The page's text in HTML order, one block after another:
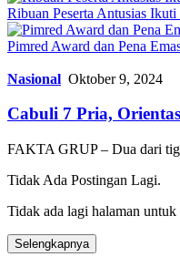
Ribuan Peserta Antusias
Pimred Award dan Pena
Nasional Oktober 9, 2024
Cabuli 7 Pria,
FAKTA GRUP – Dua dari
Tidak Ada Postingan Lagi.
Tidak ada lagi halaman untuk
Selengkapnya